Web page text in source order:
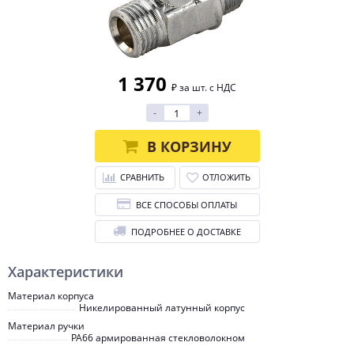
Характеристики
Материал корпуса
Никелированный латунный корпус
Материал ручки
PA66 армированная стекловолокном
1 370 ₽ за шт. с НДС
-
+
В КОРЗИНУ
СРАВНИТЬ ОТЛОЖИТЬ
ВСЕ СПОСОБЫ ОПЛАТЫ
ПОДРОБНЕЕ О ДОСТАВКЕ